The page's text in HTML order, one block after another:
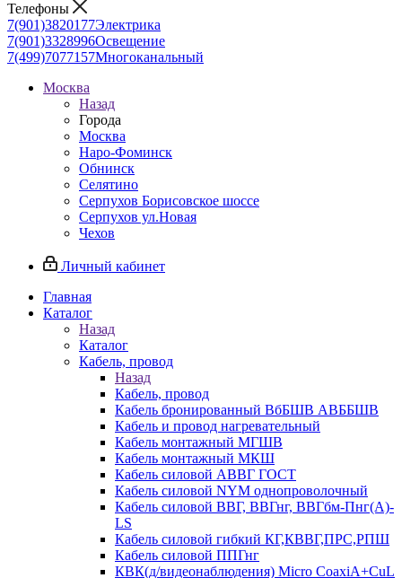
Телефоны
7(901)3820177Электрика
7(901)3328996Освещение
7(499)7077157Многоканальный
Москва
Назад
Города
Москва
Наро-Фоминск
Обнинск
Селятино
Серпухов Борисовское шоссе
Серпухов ул.Новая
Чехов
Личный кабинет
Главная
Каталог
Назад
Каталог
Кабель, провод
Назад
Кабель, провод
Кабель бронированный ВбБШВ АВББШВ
Кабель и провод нагревательный
Кабель монтажный МГШВ
Кабель монтажный МКШ
Кабель силовой АВВГ ГОСТ
Кабель силовой NYM однопроволочный
Кабель силовой ВВГ, ВВГнг, ВВГбм-Пнг(А)-
LS
Кабель силовой гибкий КГ,КВВГ,ПРС,РПШ
Кабель силовой ППГнг
КВК(д/видеонаблюдения) Micro CoaxiA+CuL